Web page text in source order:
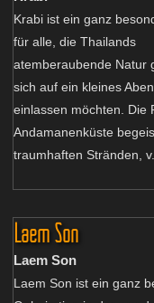
Krabi ist ein ganz
für alle, die Thailands
atemberaubende Natur
sich auf ein kleines
einlassen möchten. Die
Andamanenküste
traumhaften Stränden,
Laem Son
Laem Son
Laem Son ist ein ganz